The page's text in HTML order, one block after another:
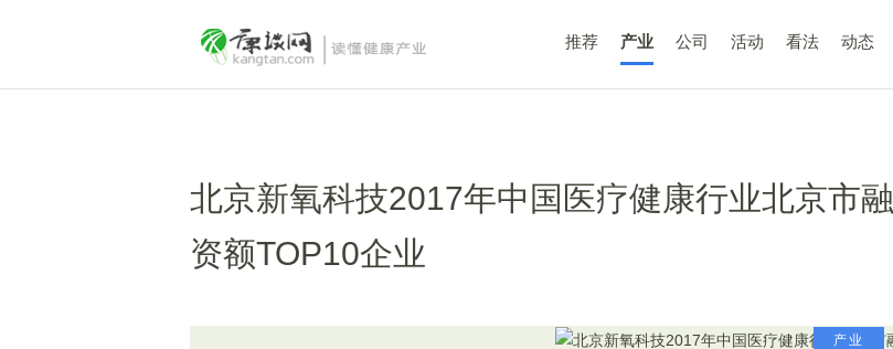
推荐 产业 公司 活动 看法 动态
北京新氧科技2017年中国医疗健康行业北京市融
资额TOP10企业
产业